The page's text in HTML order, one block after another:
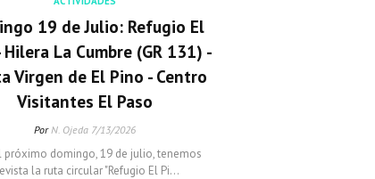
19 de Julio: Refugio El
Hilera La Cumbre (GR 131) -
Virgen de El Pino - Centro
Visitantes El Paso
Por N. Ojeda 7/13/2026
próximo domingo, 19 de julio, tenemos
la ruta circular "Refugio El Pi…